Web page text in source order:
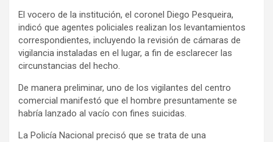
El vocero de la institución, el coronel Diego Pesqueira,
indicó que agentes policiales realizan los levantamientos
correspondientes, incluyendo la revisión de cámaras de
vigilancia instaladas en el lugar, a fin de esclarecer las
circunstancias del hecho.
De manera preliminar, uno de los vigilantes del centro
comercial manifestó que el hombre presuntamente se
habría lanzado al vacío con fines suicidas.
La Policía Nacional precisó que se trata de una